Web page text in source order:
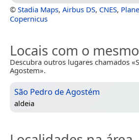
© Stadia Maps, Airbus DS, CNES,
Copernicus
Locais com o
Descubra outros lugares chamados
Agostem».
São Pedro de Agostém
aldeia